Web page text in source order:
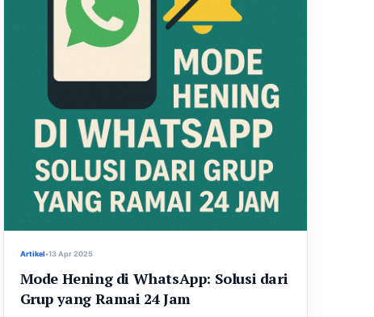
Artikel•13 Apr 2025
Mode Hening di WhatsApp: Solusi dari
Grup yang Ramai 24 Jam